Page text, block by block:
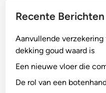
Recente Berichten
Aanvullende
dekking goud waard is
Een nieuwe vloer die
De rol van een